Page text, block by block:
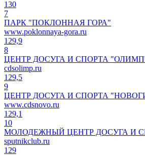
130
7
ПАРК "ПОКЛОННАЯ ГОРА"
www.poklonnaya-gora.ru
129,9
8
ЦЕНТР ДОСУГА И СПОРТА
cdsolimp.ru
129,5
9
ЦЕНТР ДОСУГА И СПОРТА
www.cdsnovo.ru
129,1
10
МОЛОДЕЖНЫЙ ЦЕНТР ДОСУГА И
sputnikclub.ru
129